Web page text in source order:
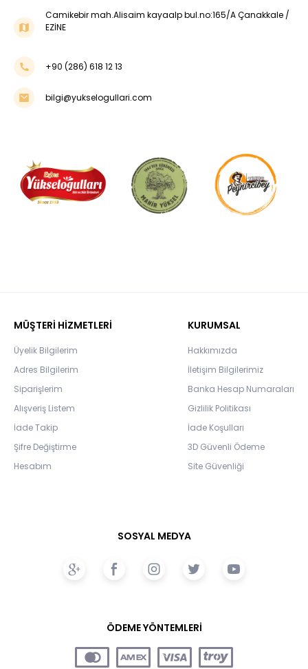
Camikebir mah.Alisaim kayaalp bul.no:165/A Çanakkale /
EZİNE
+90 (286) 618 12 13
bilgi@yukselogullari.com
MÜŞTERİ HİZMETLERİ
Üyelik Bilgilerim
Adres Bilgilerim
Siparişlerim
Alışveriş Listem
İade Takip
Şifre Değiştirme
Hesabım
KURUMSAL
Hakkımızda
İletişim Bilgilerimiz
Banka Hesap Numaraları
Gizlilik Politikası
İade Koşulları
3D Güvenli Ödeme
Site Güvenliği
SOSYAL MEDYA
ÖDEME YÖNTEMLERİ